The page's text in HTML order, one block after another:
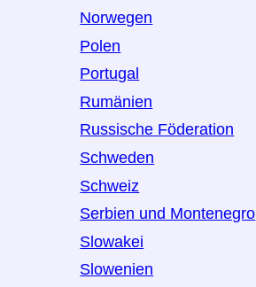
Norwegen
Polen
Portugal
Rumänien
Russische Föderation
Schweden
Schweiz
Serbien und Montenegro
Slowakei
Slowenien